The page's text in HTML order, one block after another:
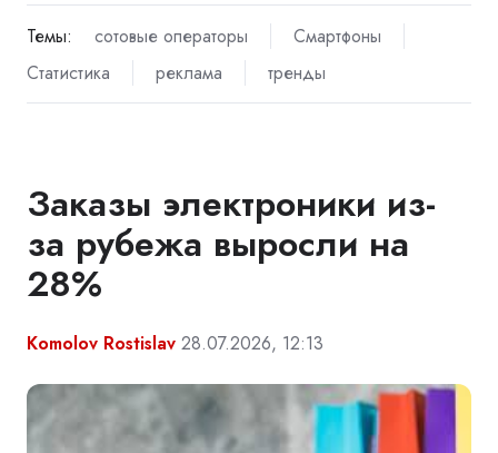
Темы: сотовые операторы
Смартфоны
Статистика
реклама тренды
Заказы электроники из-
за рубежа выросли на
28%
Komolov Rostislav 28.07.2026, 12:13